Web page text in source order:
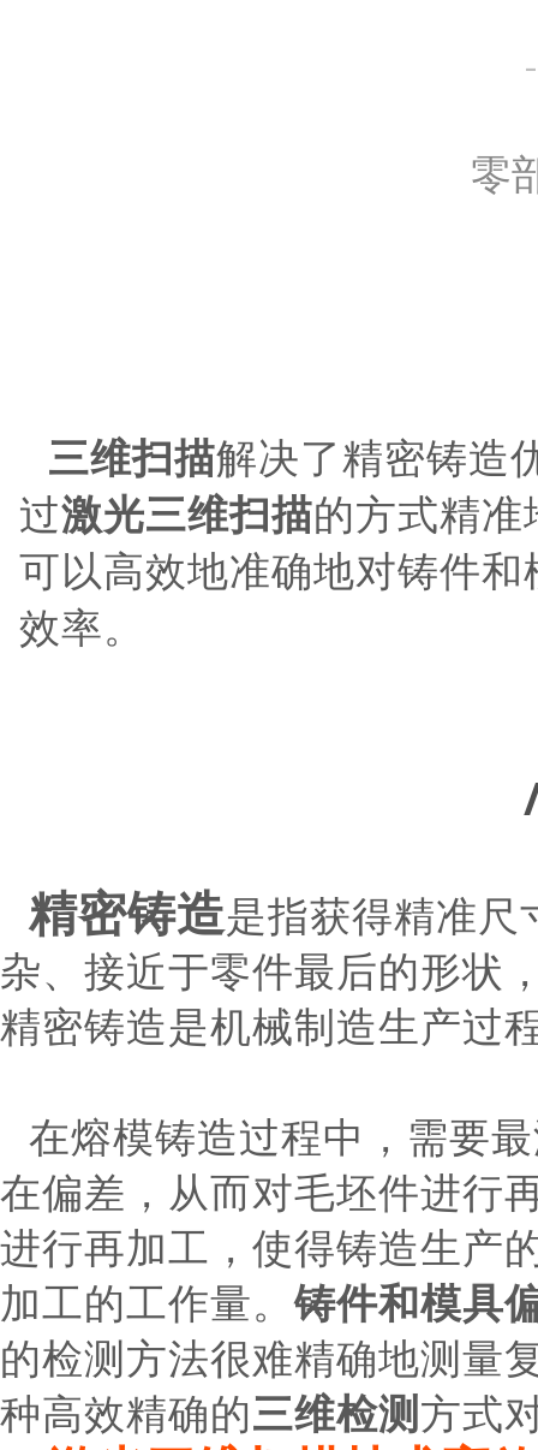
零
三维扫描解决了精密铸造
过激光三维扫描的方式精
可以高效地准确地对铸件
效率。
精密铸造是指获得精准
杂、接近于零件最后的形状
精密铸造是机械制造生产过
在熔模铸造过程中，需要
在偏差，从而对毛坯件进行
进行再加工，使得铸造生产
加工的工作量。铸件和模具
的检测方法很难精确地测量
种高效精确的三维检测方式